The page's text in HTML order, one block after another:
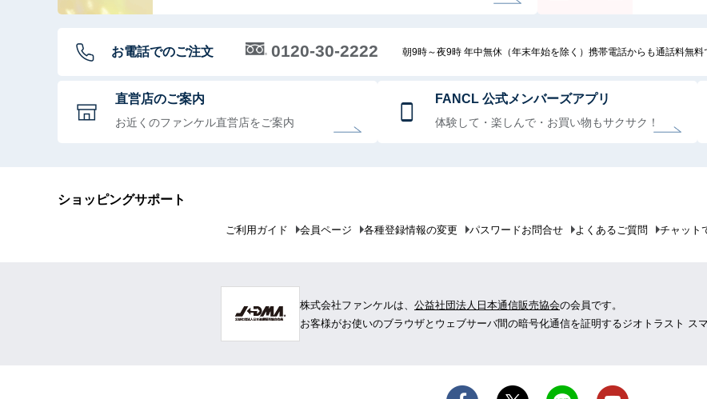
お電話でのご注文 0120-30-2222 朝9時～夜9時 年中無休（年末年始を除く）携帯電話からも通話料無料
直営店のご案内
お近くのファンケル直営店をご案内
FANCL 公式メンバーズアプリ
体験して・楽しんで・お買い物もサクサク！
ショッピングサポート
ご利用ガイド 会員ページ 各種登録情報の変更 パスワードお問合せ よくあるご質問 チャット
株式会社ファンケルは、 公益社団法人日本通信販売協会の会員です。
お客様がお使いのブラウザとウェブサーバ間の暗号化通信を証明するジオトラスト ス